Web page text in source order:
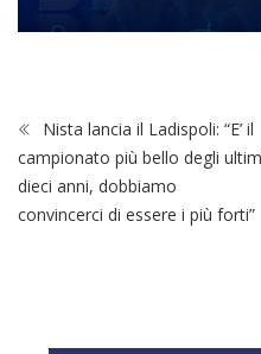
Nista lancia il Ladispoli: “E’ il
campionato più bello degli
dieci anni, dobbiamo
convincerci di essere i più forti”